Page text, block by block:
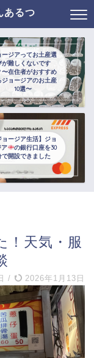
あるつ
ージアってお土産選
が難しくないです
〜在住者がおすすめ
ジョージアのお土産
10選〜
ョージア生活】ジョ
ア
の銀行口座を30
で開設できました
！天気・服
/ 2026年1月13日